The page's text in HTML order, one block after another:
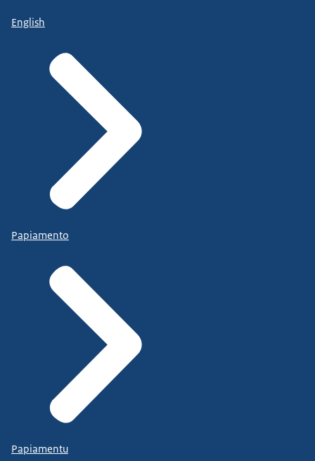
English
Papiamento
Papiamentu